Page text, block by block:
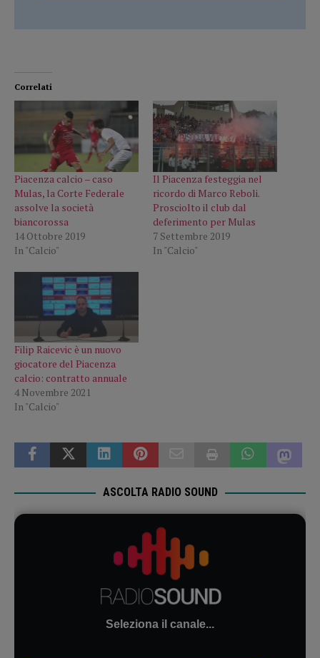
Correlati
Piacenza calcio – caso
Mulas, la Corte Federale
assolve la società
biancorossa
14 Ottobre 2019
In "Calcio"
Il Piacenza festeggia nel
ricordo di Marco Reboli.
Prosciolto il club dal
deferimento per Mulas
7 Settembre 2019
In "Calcio"
Filip Raicevic è un nuovo
giocatore del Piacenza
calcio: contratto annuale
4 Novembre 2021
In "Calcio"
ASCOLTA RADIO SOUND
Seleziona il canale...